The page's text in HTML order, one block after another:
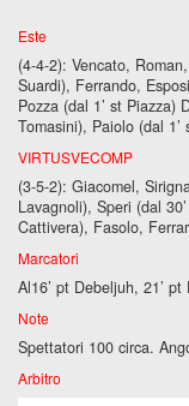
Este
(4-4-2): Vencato,
Suardi), Ferrando,
Pozza (dal 1’ st Piazza)
Tomasini), Paiolo (dal
VIRTUSVECOMP
(3-5-2): Giacomel,
Lavagnoli), Speri (dal
Cattivera), Fasolo,
Marcatori
Al16’ pt Debeljuh, 21’
Note
Spettatori 100 circa.
Arbitro